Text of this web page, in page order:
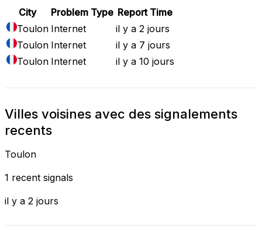
City Problem Type Report Time
Toulon Internet
il y a 2 jours
Toulon Internet
il y a 7 jours
Toulon Internet il y a 10 jours
Villes voisines avec des signalements
recents
Toulon
1 recent signals
il y a 2 jours